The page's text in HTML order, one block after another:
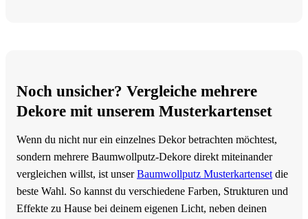
Noch unsicher? Vergleiche mehrere
Dekore mit unserem Musterkartenset
Wenn du nicht nur ein einzelnes Dekor betrachten möchtest,
sondern mehrere Baumwollputz-Dekore direkt miteinander
vergleichen willst, ist unserBaumwollputz Musterkartensetdie
beste Wahl. So kannst du verschiedene Farben, Strukturen und
Effekte zu Hause bei deinem eigenen Licht, neben deinen